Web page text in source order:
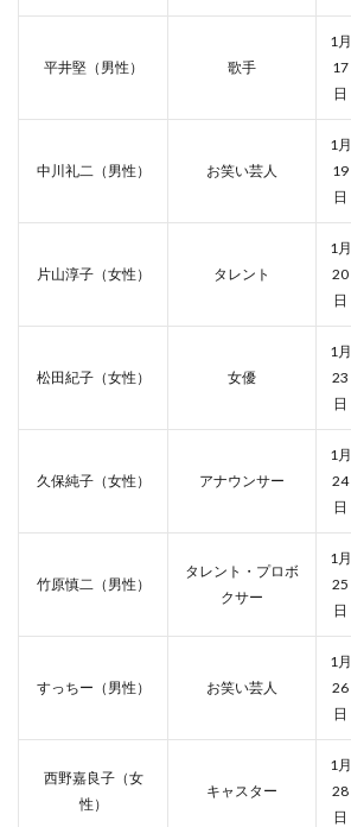
平井堅（男性） 歌手
1月
17
日
中川礼二（男性） お笑い芸人
1月
19
日
片山淳子（女性） タレント
1月
20
日
松田紀子（女性） 女優
1月
23
日
久保純子（女性） アナウンサー
1月
24
日
竹原慎二（男性）
タレント・プロボ
クサー
1月
25
日
すっちー（男性） お笑い芸人
1月
26
日
西野嘉良子（女
性）
キャスター
1月
28
日